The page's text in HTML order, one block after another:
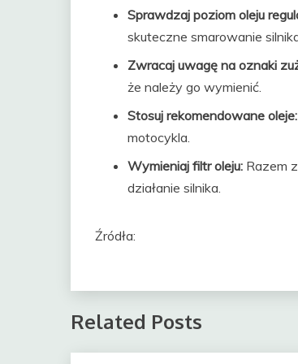
Sprawdzaj poziom oleju
skuteczne smarowanie
Zwracaj uwagę na oznaki
że należy go wymienić.
Stosuj rekomendowane oleje:
motocykla.
Wymieniaj filtr oleju: Razem
działanie silnika.
Źródła:
Related Posts